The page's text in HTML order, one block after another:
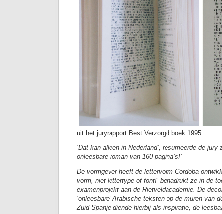
uit het juryrapport Best Verzorgd boek 1995:
‘Dat kan alleen in Nederland’, resumeerde de jury
onleesbare roman van 160 pagina’s!’
De vormgever heeft de lettervorm Cordoba
vorm, niet lettertype of font!’ benadrukt ze in de
examenprojekt aan de Rietveldacademie. De
‘onleesbare’ Arabische teksten op de muren van
Zuid-Spanje diende hierbij als inspiratie, de